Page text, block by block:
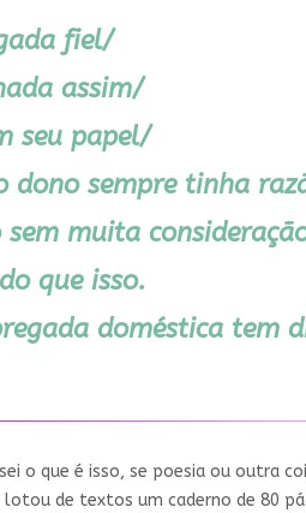
fiel/
assim/
seu papel/
dono sempre tinha
muita
que isso.
doméstica tem
o que é isso, se poesia ou outra
de textos um caderno de 80